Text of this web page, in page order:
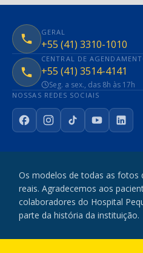
GERAL
+55 (41) 3310-1010
CENTRAL DE
+55 (41) 3514-4141
Seg. a sex., das 8h às 17h
NOSSAS REDES SOCIAIS
FacebookInstagram
TikTokYouTube
Os modelos de todas as fotos
reais. Agradecemos aos
colaboradores do Hospital
parte da história da instituição.